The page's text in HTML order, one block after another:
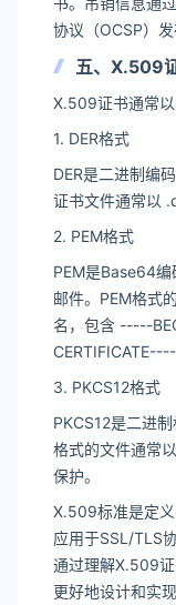
协议（OCSP）
五、X.509
X.509证书通常以
1. DER格式
DER是二进制编
证书文件通常以
2. PEM格式
PEM是Base64
邮件。PEM格式
名，包含 -----
3. PKCS12格式
PKCS12是二进
格式的文件通常
保护。
X.509标准是定
应用于SSL/TLS
通过理解X.509
更好地设计和实